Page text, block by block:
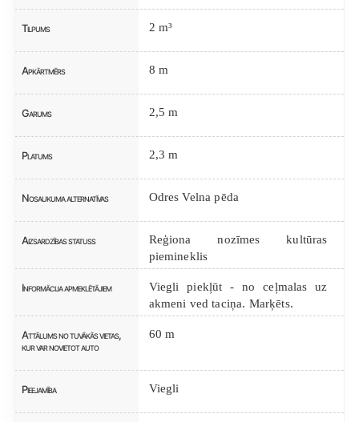
Tilpums 2 m³
Apkārtmērs 8 m
Garums 2,5 m
Platums 2,3 m
Nosaukuma alternatīvas Odres Velna pēda
Aizsardzības statuss
Reģiona nozīmes kultūras
piemineklis
Informācija apmeklētājiem
Viegli piekļūt - no ceļmalas uz
akmeni ved taciņa. Marķēts.
Attālums no tuvākās vietas,
kur var novietot auto
60 m
Pieejamība Viegli